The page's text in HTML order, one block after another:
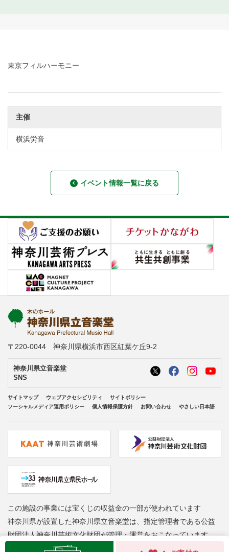
東京フィルハーモニー
主催
横浜労音
イベント情報一覧に戻る
〒220-0044 神奈川県横浜市西区紅葉ケ丘9-2
神奈川県立音楽堂
SNS
サイトマップ ウェブアクセシビリティ
サイトポリシー
ソーシャルメディア運用ポリシー
個人情報保護方針 お問い合わせ やさしい日本語
この施設の事業には宝くじの収益金の一部が使われています
神奈川県が設置した神奈川県立音楽堂は、指定管理者である公益
財団法人神奈川芸術文化財団が管理・運営をおこなっています